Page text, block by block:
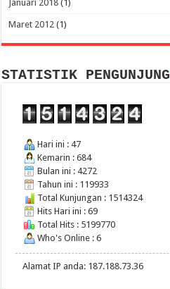
Januari 2018 (1)
Maret 2012 (1)
STATISTIK PENGUNJUNG
Hari ini : 47
Kemarin : 684
Bulan ini : 4272
Tahun ini : 119933
Total Kunjungan : 1514324
Hits Hari ini : 69
Total Hits : 5199770
Who's Online : 6
Alamat IP anda: 187.188.73.36